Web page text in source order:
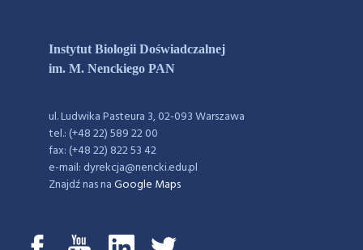
Instytut Biologii Doświadczalnej
im. M. Nenckiego PAN
ul. Ludwika Pasteura 3, 02-093 Warszawa
tel.: (+48 22) 589 22 00
fax: (+48 22) 822 53 42
e-mail: dyrekcja@nencki.edu.pl
Znajdź nas naGoogle Maps